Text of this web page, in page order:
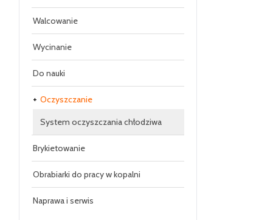
Walcowanie
Wycinanie
Do nauki
Oczyszczanie
System oczyszczania chłodziwa
Brykietowanie
Obrabiarki do pracy w kopalni
Naprawa i serwis